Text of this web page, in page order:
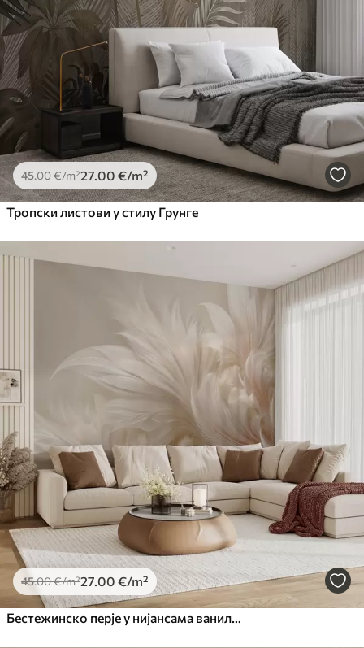
45.00€/m²27 .00 €/m²
Тропски листови у стилу Грунге
45.00€/m²27 .00 €/m²